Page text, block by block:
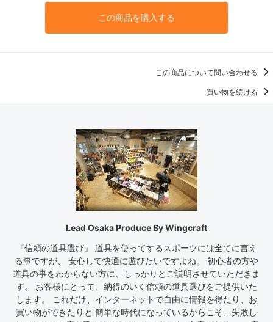
この商品を購入する
この商品について問い合わせる
買い物を続ける
Lead Osaka Produce By Wingcraft
『信頼の道具選び』 道具を使ってするスポーツには全てに言え
る事ですが、 安心して快適に遊びたいですよね。 初心者の方や
道具の事をわからない方に、しっかりとご説明させていただきま
す。 お客様にとって、納得のいく信頼の道具選びをご提供いた
します。 これだけ、インターネットで自由に情報を得たり、お
買い物ができたりと 簡単な時代になっているからこそ、失敗し